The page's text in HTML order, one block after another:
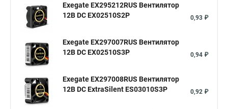
Exegate EX295212RUS Вентилятор
12В DC EX02510S2P
0,93 ₽
Exegate EX297007RUS Вентилятор
12В DC EX02510S3P
0,94 ₽
Exegate EX297008RUS Вентилятор
12В DC ExtraSilent ES03010S3P
0,92 ₽